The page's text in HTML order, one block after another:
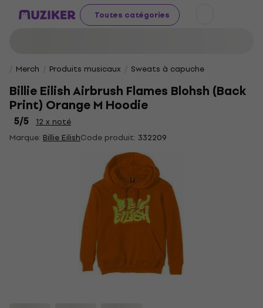
Toutes catégories
Merch Produits musicaux Sweats à capuche
Billie Eilish Airbrush Flames Blohsh (Back
Print) Orange M Hoodie
5/5
12 x noté
Marque: Billie EilishCode produit: 332209